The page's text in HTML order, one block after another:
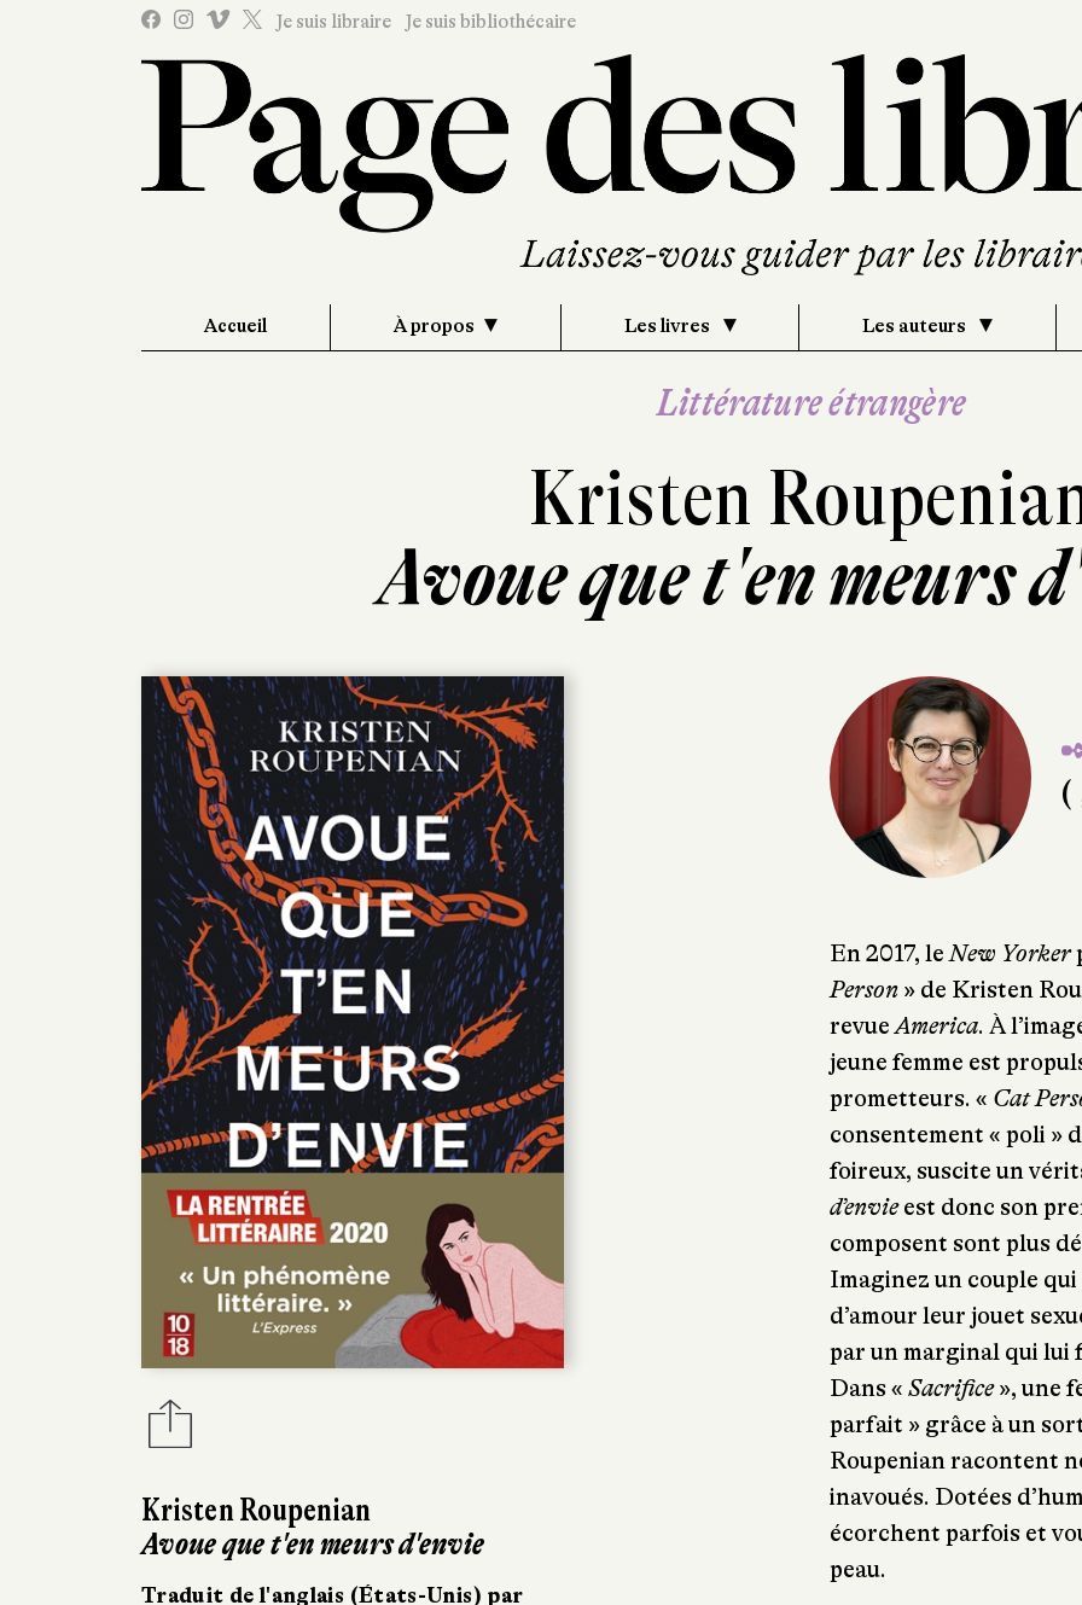
Je suis libraire Je suis bibliothécaire
Accueil À propos Les livres Les auteurs
Littérature étrangère
Kristen
Avoue que t'en meurs
Kristen Roupenian
Avoue que t'en meurs d'envie
Traduit de l'anglais (États-Unis) par
(
En 2017, leNew Yorker
Person » de Kristen
revueAmerica. À
jeune femme est
prometteurs. « Cat
consentement « poli »
foireux, suscite un
d’envieest donc son
composent sont plus
Imaginez un couple
d’amour leur jouet
par un marginal qui lui
Dans « Sacrifice», une
parfait » grâce à un
Roupenian racontent
inavoués. Dotées
écorchent parfois et
peau.